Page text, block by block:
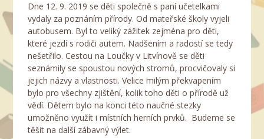
Dne 12. 9. 2019 se děti společně s paní učetelkami
vydaly za poznáním přírody. Od mateřské školy vyjeli
autobusem. Byl to veliký zážitek zejména pro děti,
které jezdí s rodiči autem. Nadšením a radostí se tedy
nešetřilo. Cestou na Loučky v Litvínově se děti
seznámily se spoustou nových stromů, procvičovaly si
jejich názvy a vlastnosti. Velice milým překvapením
bylo pro všechny zjištění, kolik toho děti o přírodě už
vědí. Dětem bylo na konci této naučné stezky
umožněno využít i místních herních prvků. Budeme se
těšit na další zábavný výlet.